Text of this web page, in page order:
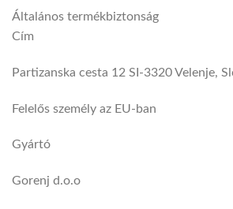
Általános termékbiztonság
Cím
Partizanska cesta 12 SI-3320 Velenje,
Felelős személy az EU-ban
Gyártó
Gorenj d.o.o